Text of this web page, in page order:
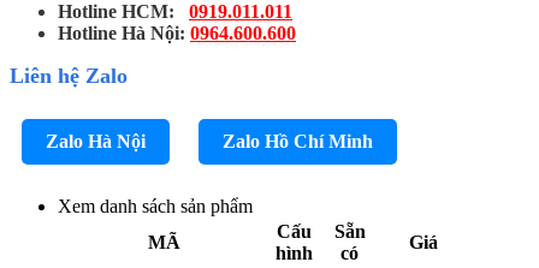
Hotline HCM: 0919.011.011
Hotline Hà Nội: 0964.600.600
Liên hệ Zalo
Zalo Hà Nội Zalo Hồ Chí Minh
Xem danh sách sản phẩm
MÃ
Cấu
hình
Sẵn
có
Giá